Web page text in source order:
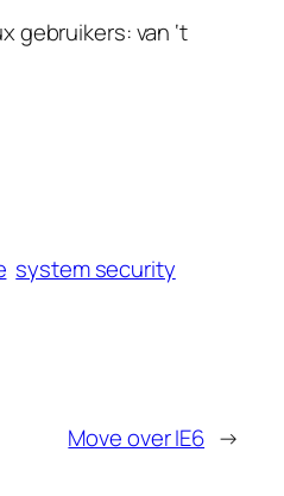
gebruikers: van ‘t
system security
Move over IE6 →